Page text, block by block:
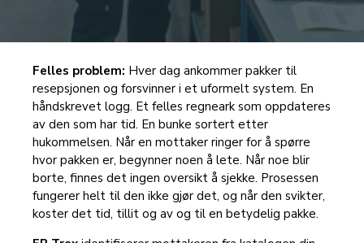
Felles problem: Hver dag ankommer pakker til
resepsjonen og forsvinner i et uformelt system. En
håndskrevet logg. Et felles regneark som oppdateres
av den som har tid. En bunke sortert etter
hukommelsen. Når en mottaker ringer for å spørre
hvor pakken er, begynner noen å lete. Når noe blir
borte, finnes det ingen oversikt å sjekke. Prosessen
fungerer helt til den ikke gjør det, og når den svikter,
koster det tid, tillit og av og til en betydelig pakke.